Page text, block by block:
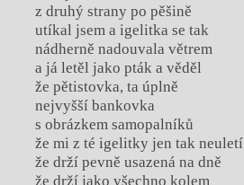
z druhý strany po pěšině
utíkal jsem a igelitka se tak
nádherně nadouvala větrem
a já letěl jako pták a věděl
že pětistovka, ta úplně
nejvyšší bankovka
s obrázkem samopalníků
že mi z té igelitky jen tak neuletí
že drží pevně usazená na dně
že drží jako všechno kolem